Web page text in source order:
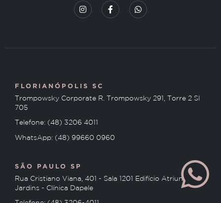
FLORIANÓPOLIS SC
Trompowsky Corporate R. Trompowsky 291, Torre 2 Sl
705
Telefone: (48) 3206 4011
WhatsApp: (48) 99660 0960
SÃO PAULO SP
Rua Cristiano Viana, 401 - Sala 1201 Edifício Atriun
Jardins - Clínica Dapele